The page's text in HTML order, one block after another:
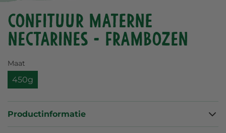
Confituur Materne
Nectarines - Frambozen
Maat
450g
Productinformatie